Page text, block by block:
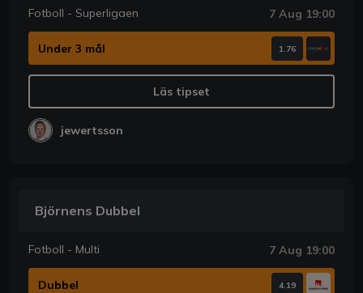
Fotboll - Superligaen 7 Aug 19:00
Under 3 mål 1.76
Läs tipset
jewertsson
Björnens Dubbel
Fotboll - Multi 7 Aug 19:00
Dubbel 4.19